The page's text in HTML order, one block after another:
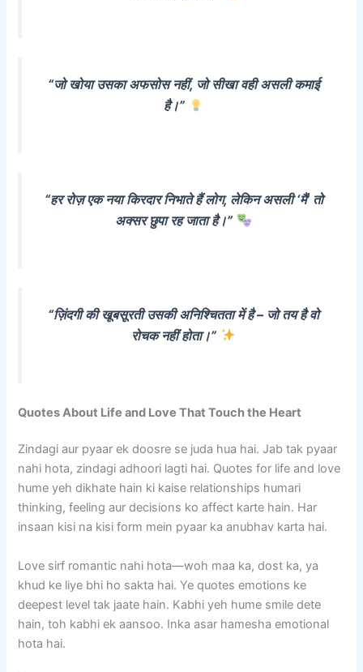
“जो खोया उसका अफसोस नहीं, जो सीखा वही असली कमाई
है।”
“हर रोज़ एक नया किरदार निभाते हैं लोग, लेकिन असली ‘मैं’ तो
अक्सर छुपा रह जाता है।”
“ज़िंदगी की खूबसूरती उसकी अनिश्चितता में है – जो तय है वो
रोचक नहीं होता।”
Quotes About Life and Love That Touch the Heart
Zindagi aur pyaar ek doosre se juda hua hai. Jab tak pyaar
nahi hota, zindagi adhoori lagti hai. Quotes for life and love
hume yeh dikhate hain ki kaise relationships humari
thinking, feeling aur decisions ko affect karte hain. Har
insaan kisi na kisi form mein pyaar ka anubhav karta hai.
Love sirf romantic nahi hota—woh maa ka, dost ka, ya
khud ke liye bhi ho sakta hai. Ye quotes emotions ke
deepest level tak jaate hain. Kabhi yeh hume smile dete
hain, toh kabhi ek aansoo. Inka asar hamesha emotional
hota hai.